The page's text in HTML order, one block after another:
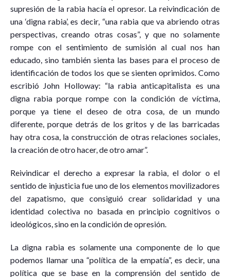
supresión de la rabia hacía el opresor. La reivindicación de
una ‘digna rabia’, es decir, “una rabia que va abriendo otras
perspectivas, creando otras cosas”, y que no solamente
rompe con el sentimiento de sumisión al cual nos han
educado, sino también sienta las bases para el proceso de
identificación de todos los que se sienten oprimidos. Como
escribió John Holloway: “la rabia anticapitalista es una
digna rabia porque rompe con la condición de víctima,
porque ya tiene el deseo de otra cosa, de un mundo
diferente, porque detrás de los gritos y de las barricadas
hay otra cosa, la construcción de otras relaciones sociales,
la creación de otro hacer, de otro amar”.
Reivindicar el derecho a expresar la rabia, el dolor o el
sentido de injusticia fue uno de los elementos movilizadores
del zapatismo, que consiguió crear solidaridad y una
identidad colectiva no basada en principio cognitivos o
ideológicos, sino en la condición de opresión.
La digna rabia es solamente una componente de lo que
podemos llamar una “política de la empatía”, es decir, una
política que se base en la comprensión del sentido de